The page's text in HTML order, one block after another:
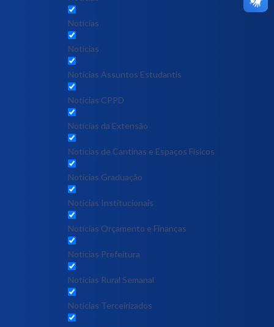
Notícias
Notícias
Notícias Assuntos Estudantis
Notícias CPPD
Notícias da Extensão
Notícias de Cantinas e Espaços Físicos
Notícias Graduação
Notícias Institucionais
Notícias Orçamento e Finanças
Notícias Prefeitura
Notícias Rural Semanal
Notícias Terceirizados